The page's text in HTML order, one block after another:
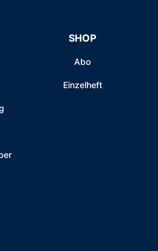
SHOP
Abo
Einzelheft